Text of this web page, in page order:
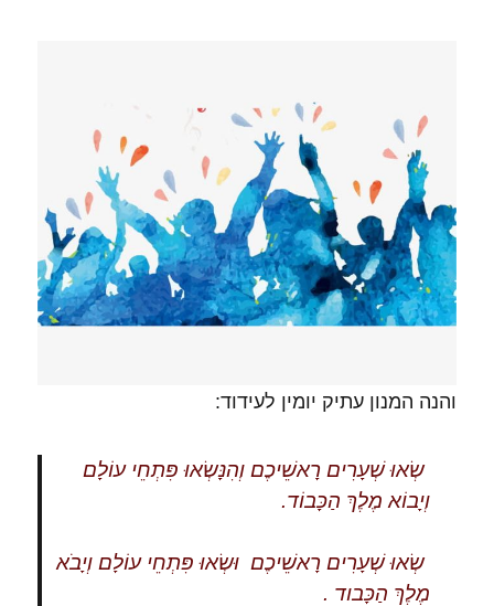
והנה המנון עתיק יומין לעידוד:
שְׂאוּ שְׁעָרִים רָאשֵׁיכֶם וְהִנָּשְׂאוּ פִּתְחֵי עוֹלָם
וְיָבוֹא מֶלֶךְ הַכָּבוֹד.
שְׂאוּ שְׁעָרִים רָאשֵׁיכֶם וּשְׂאוּ פִּתְחֵי עוֹלָם וְיָבֹא
מֶלֶךְ הַכָּבוד .